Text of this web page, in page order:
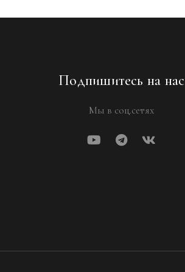
Подпишитесь на нас
Мы в соц.сетях